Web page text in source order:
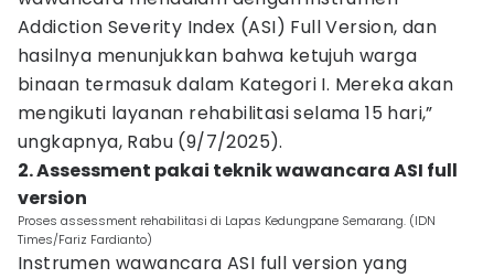
Addiction Severity Index (ASI) Full Version, dan
hasilnya menunjukkan bahwa ketujuh warga
binaan termasuk dalam Kategori I. Mereka akan
mengikuti layanan rehabilitasi selama 15 hari,”
ungkapnya, Rabu (9/7/2025).
2. Assessment pakai teknik wawancara ASI full
version
Proses assessment rehabilitasi di Lapas Kedungpane Semarang. (IDN
Times/Fariz Fardianto)
Instrumen wawancara ASI full version yang